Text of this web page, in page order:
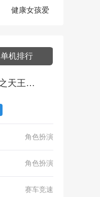
健康女孩爱
单机排行
贪玩蓝月之天王霸业
角色扮演
角色扮演
赛车竞速